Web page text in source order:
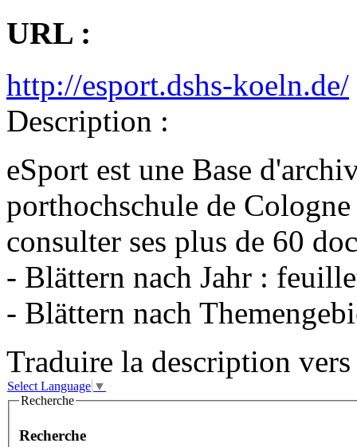
URL :
http://esport.dshs-koeln.de/
Description :
eSport est une Base
porthochschule de
consulter ses plus de 60
- Blättern nach Jahr :
- Blättern nach
Traduire la description
Select Language ▼
Recherche
Recherche